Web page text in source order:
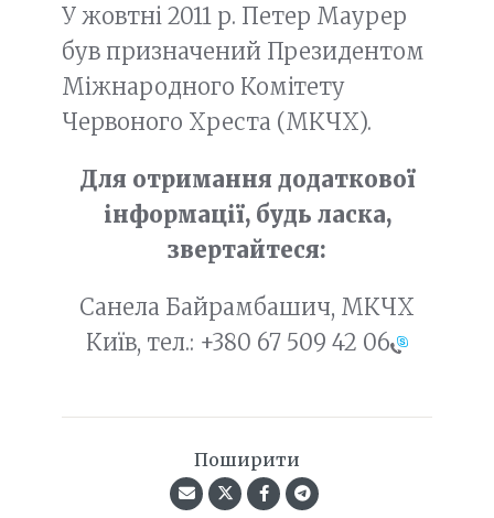
У жовтні 2011 р. Петер Маурер
був призначений Президентом
Міжнародного Комітету
Червоного Хреста (МКЧХ).
Для отримання додаткової
інформації, будь ласка,
звертайтеся:
Санела Байрамбашич, МКЧХ
Київ, тел.: +380 67 509 42 06
Поширити